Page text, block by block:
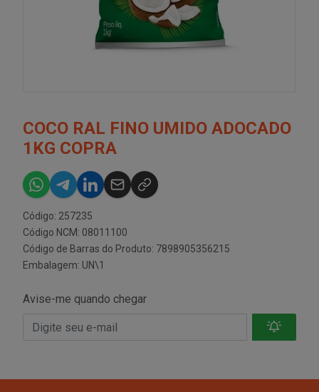
COCO RAL FINO UMIDO ADOCADO
1KG COPRA
Código: 257235
Código NCM: 08011100
Código de Barras do Produto: 7898905356215
Embalagem: UN\1
Avise-me quando chegar